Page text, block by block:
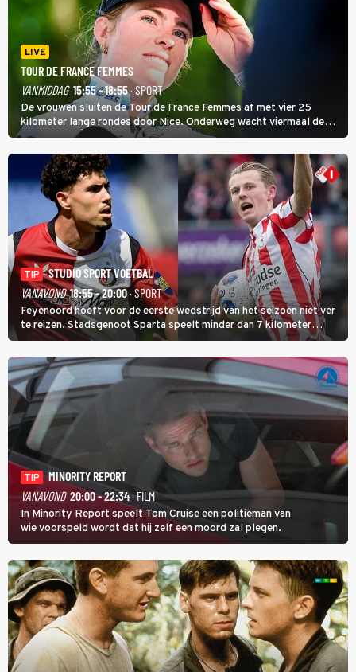
LIVE
TOUR DE FRANCE FEMMES
VANMIDDAG 15:55 - 18:55· SPORT
De vrouwen sluiten de Tour de France Femmes af met vier 25
kilometer lange rondes door Nice. Onderweg wacht viermaal de
zware Col d'Èze. Aan de finish op de Promenade des Anglais krijgt
de eindwinnaar de laatste gele trui.
TIP
STUDIO SPORT VOETBAL
VANAVOND 18:55 - 20:00· SPORT
Feyenoord hoeft voor de eerste wedstrijd van het seizoen niet ver
te reizen. Stadsgenoot Sparta speelt minder dan 7 kilometer
verderop. Feyenoord trok de Spaanse spits Nacho Ferri aan van
KVC Westerlo uit België.
TIP
MINORITY REPORT
VANAVOND 20:00 - 22:34· FILM
In Minority Report speelt Tom Cruise een politieman van
wie voorspeld wordt dat hij zelf een moord zal plegen.